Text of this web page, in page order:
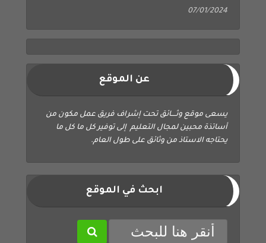
أساتذة محبين لمجال التعليم إلى توفير كل ما كل ما
يحتاجه الاستاذ من وثائق على طول العام.